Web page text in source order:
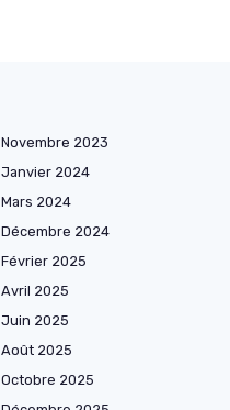
Novembre 2023
Janvier 2024
Mars 2024
Décembre 2024
Février 2025
Avril 2025
Juin 2025
Août 2025
Octobre 2025